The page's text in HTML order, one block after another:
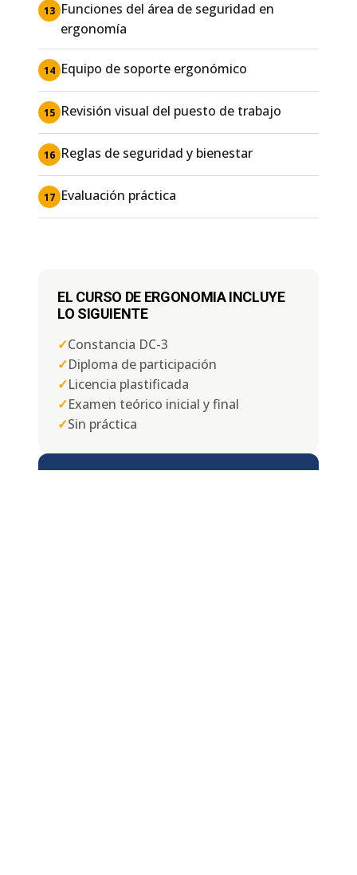
13 Funciones del área de seguridad en
ergonomía
14 Equipo de soporte ergonómico
15 Revisión visual del puesto de trabajo
16 Reglas de seguridad y bienestar
17 Evaluación práctica
EL CURSO DE ERGONOMIA INCLUYE
LO SIGUIENTE
✓Constancia DC-3
✓Diploma de participación
✓Licencia plastificada
✓Examen teórico inicial y final
✓Sin práctica